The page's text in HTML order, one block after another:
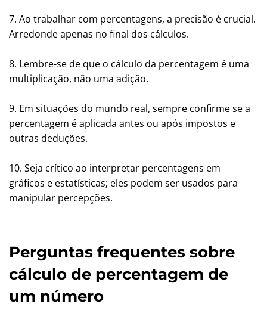
7. Ao trabalhar com percentagens, a precisão é crucial.
Arredonde apenas no final dos cálculos.
8. Lembre-se de que o cálculo da percentagem é uma
multiplicação, não uma adição.
9. Em situações do mundo real, sempre confirme se a
percentagem é aplicada antes ou após impostos e
outras deduções.
10. Seja crítico ao interpretar percentagens em
gráficos e estatísticas; eles podem ser usados para
manipular percepções.
Perguntas frequentes sobre
cálculo de percentagem de
um número